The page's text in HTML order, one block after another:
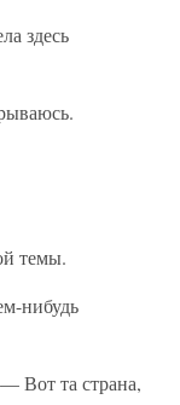
здесь
темы.
нибудь
Вот та страна,